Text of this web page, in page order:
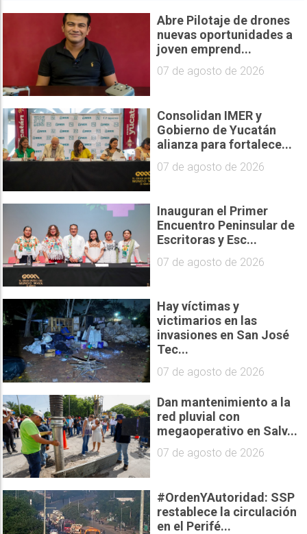
Abre Pilotaje de drones
nuevas oportunidades a
joven emprend...
07 de agosto de 2026
Consolidan IMER y
Gobierno de Yucatán
alianza para fortalece...
07 de agosto de 2026
Inauguran el Primer
Encuentro Peninsular de
Escritoras y Esc...
07 de agosto de 2026
Hay víctimas y
victimarios en las
invasiones en San José
Tec...
07 de agosto de 2026
Dan mantenimiento a la
red pluvial con
megaoperativo en Salv...
07 de agosto de 2026
#OrdenYAutoridad: SSP
restablece la circulación
en el Perifé...